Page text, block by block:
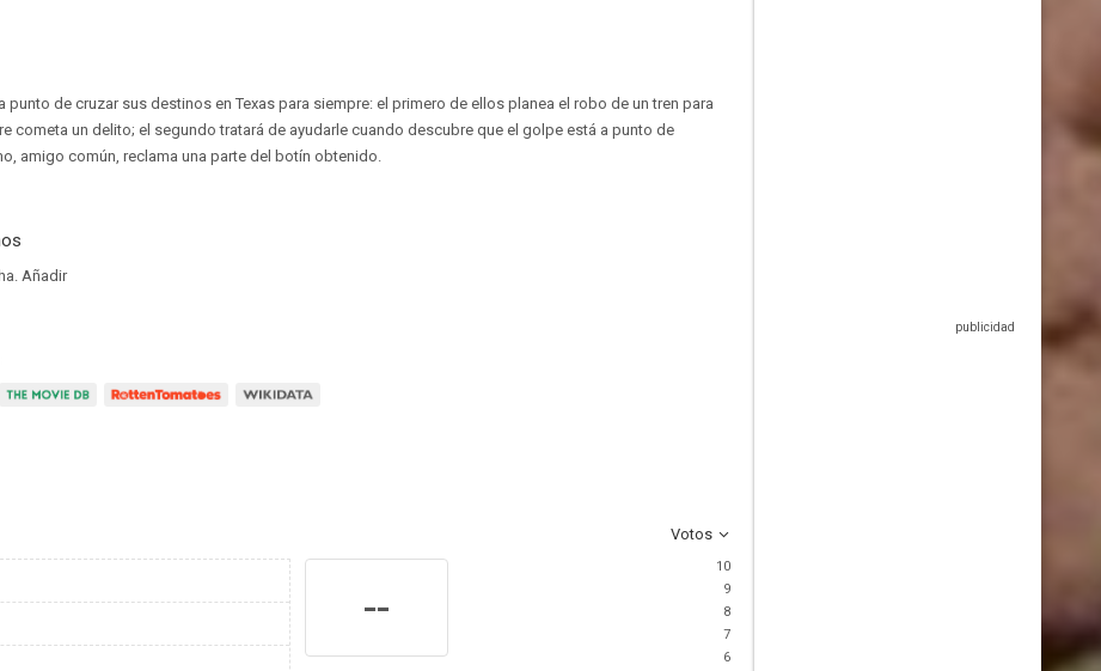
punto de cruzar sus destinos en Texas para siempre: el primero de ellos planea el robo de un tren para
cometa un delito; el segundo tratará de ayudarle cuando descubre que el golpe está a punto de
amigo común, reclama una parte del botín obtenido.
Añadir
Votos
--
10
9
8
7
6